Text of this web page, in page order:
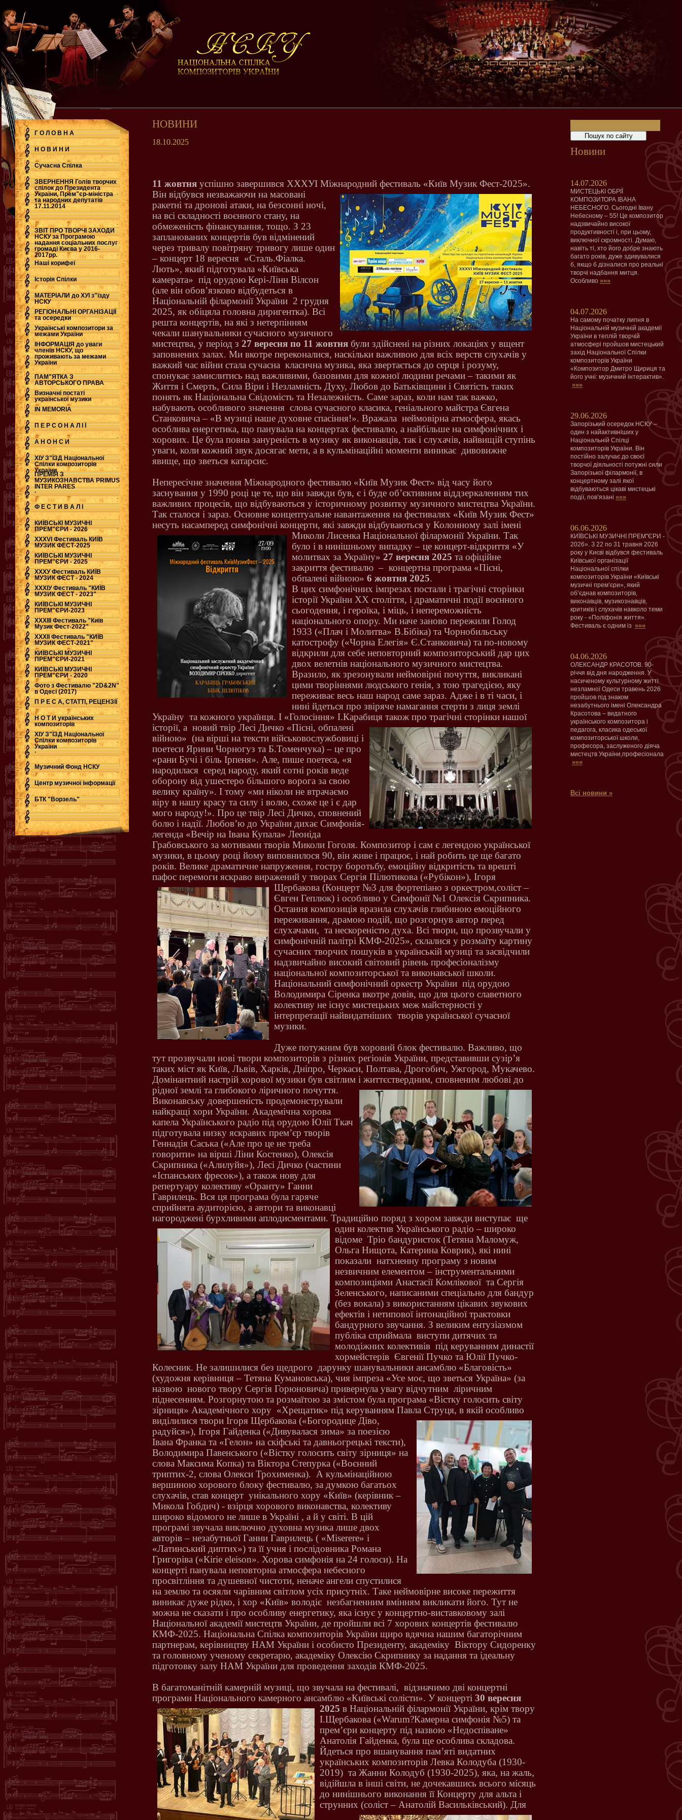
Г О Л О В Н А
Н О В И Н И
Сучасна Cпілка
ЗВЕРНЕННЯ Голів творчих
спілок до Президента
України, Прем"єр-міністра
та народних депутатів
17.11.2014
.
ЗВІТ ПРО ТВОРЧІ ЗАХОДИ
НСКУ за Програмою
надання соціальних послуг
громаді Києва у 2016-
2017рр.
.
Наші корифеї
Історія Спілки
МАТЕРІАЛИ до ХУІ з"їзду
НСКУ
РЕГІОНАЛЬНІ ОРГАНІЗАЦІЇ
та осередки
Українські композитори за
межами України
ІНФОРМАЦІЯ до уваги
членів НСКУ, що
проживають за межами
України
ПАМ"ЯТКА З
АВТОРСЬКОГО ПРАВА
Визначні постаті
української музики
IN MEMORIA
П Е Р С О Н А Л І Ї
А Н О Н С И
ХІУ З"ЇЗД Національної
Спілки композиторів
України
ПРЕМІЯ З
МУЗИКОЗНАВСТВА PRIMUS
INTER PARES
.
Ф Е С Т И В А Л І
КИЇВСЬКІ МУЗИЧНІ
ПРЕМ"ЄРИ - 2026
ХХХVI Фестиваль КИЇВ
МУЗИК ФЕСТ-2025
КИЇВСЬКІ МУЗИЧНІ
ПРЕМ"ЄРИ - 2025
ХХХУ Фестиваль КИЇВ
МУЗИК ФЕСТ - 2024
ХХХІУ Фестиваль "КИЇВ
МУЗИК ФЕСТ - 2023"
КИЇВСЬКІ МУЗИЧНІ
ПРЕМ"ЄРИ-2023
ХХХІІІ Фестиваль "Київ
Музик Фест-2022"
ХХХІІ Фестиваль "КИЇВ
МУЗИК ФЕСТ-2021"
КИЇВСЬКІ МУЗИЧНІ
ПРЕМ"ЄРИ-2021
КИЇВСЬКІ МУЗИЧНІ
ПРЕМ"ЄРИ - 2020
Фото з Фестивалю "2D&2N"
в Одесі (2017)
П Р Е С А, СТАТТІ, РЕЦЕНЗІЇ
Н О Т И українських
композиторів
ХІУ З"ЇЗД Національної
Спілки композиторів
України
.
Музичний Фонд НСКУ
Центр музичної інформації
БТК "Ворзель"
Новини
14.07.2026
МИСТЕЦЬКІ ОБРІЇ
КОМПОЗИТОРА ІВАНА
НЕБЕСНОГО. Сьогодні Івану
Небесному – 55! Це композитор
надзвичайно високої
продуктивності і, при цьому,
виключної скромності. Думаю,
навіть ті, хто його добре знають
багато років, дуже здивувалися
б, якщо б дізналися про реальні
творчі надбання митця.
Особливо »»»
04.07.2026
На самому початку липня в
Національній музичній академії
України в теплій творчій
атмосфері пройшов мистецький
захід Національної Спілки
композиторів України
«Композитор Дмитро Щириця та
його учні: музичний інтерактив».
»»»
29.06.2026
Запорізький осередок НСКУ –
один з найактивніших у
Національній Спілці
композиторів України. Він
постійно залучає до своєї
творчої діяльності потужні сили
Запорізької філармонії, в
концертному залі якої
відбуваються цікаві мистецькі
події, пов’язані »»»
06.06.2026
КИЇВСЬКІ МУЗИЧНІ ПРЕМ"ЄРИ -
2026». З 22 по 31 травня 2026
року у Києві відбувся фестиваль
Київської організації
Національної спілки
композиторів України «Київські
музичні прем’єри», який
об’єднав композиторів,
виконавців, музикознавців,
критиків і слухачів навколо теми
року - «Поліфонія життя».
Фестиваль є одним із »»»
04.06.2026
ОЛЕКСАНДР КРАСОТОВ. 90-
річчя від дня народження. У
насиченому культурному житті
незламної Одеси травень 2026
пройшов під знаком
незабутнього імені Олександра
Красотова – видатного
українського композитора і
педагога, класика одеської
композиторської школи,
професора, заслуженого діяча
мистецтв України,професіонала
»»»
Всі новини »
НОВИНИ
18.10.2025
11 жовтня успішно завершився ХХХУІ Міжнародний фестиваль «Київ Музик Фест-2025».
Він відбувся незважаючи на масовані
ракетні та дронові атаки, на безсонні ночі,
на всі складності воєнного стану, на
обмеженість фінансування, тощо. З 23
запланованих концертів був відмінений
через тривалу повітряну тривогу лише один
– концерт 18 вересня «Сталь.Фіалка.
Лють», який підготувала «Київська
камерата» під орудою Кері-Лінн Вілсон
(але він обов’язково відбудеться в
Національній філармонії України 2 грудня
2025, як обіцяла головна диригентка). Всі
решта концертів, на які з нетерпінням
чекали шанувальники сучасного музичного
мистецтва, у період з 27 вересня по 11 жовтня були здійснені на різних локаціях у вщент
заповнених залах. Ми вкотре переконалися, наскільки важливою для всіх верств слухачів у
важкий час війни стала сучасна класична музика, яка звертається до серця і розуму,
спонукає замислитись над важливими, базовими для кожної людини речами – такими як
Життя і Смерть, Сила Віри і Незламність Духу, Любов до Батьківщини і Святість таких
понять як Національна Свідомість та Незалежність. Саме зараз, коли нам так важко,
набувають особливого значення слова сучасного класика, геніального майстра Євгена
Станковича – «В музиці наше духовне спасіння!». Вражала неймовірна атмосфера, якась
особлива енергетика, що панувала на концертах фестивалю, а найбільше на симфонічних і
хорових. Це була повна зануреність в музику як виконавців, так і слухачів, найвищій ступінь
уваги, коли кожний звук досягає мети, а в кульмінаційні моменти виникає дивовижне
явище, що зветься катарсис.
Непересічне значення Міжнародного фестивалю «Київ Музик Фест» від часу його
заснування у 1990 році це те, що він завжди був, є і буде об’єктивним віддзеркаленням тих
важливих процесів, що відбуваються у історичному розвитку музичного мистецтва України.
Так сталося і зараз. Основне концептуальне навантаження на фестивалях «Київ Музик Фест»
несуть насамперед симфонічні концерти, які завжди відбуваються у Колонному залі імені
Миколи Лисенка Національної філармонії України. Так
було і в нинішньому випадку – це концерт-відкриття «У
молитвах за Україну» 27 вересня 2025 та офіційне
закриття фестивалю – концертна програма «Пісні,
обпалені війною» 6 жовтня 2025.
В цих симфонічних імпрезах постали і трагічні сторінки
історії України ХХ століття, і драматичні події воєнного
сьогодення, і героїка, і міць, і непереможність
національного опору. Ми наче заново пережили Голод
1933 («Плач і Молитва» В.Бібіка) та Чорнобильську
катострофу («Чорна Елегія» Є.Станковича) та по-новому
відкрили для себе неповторний композиторський дар цих
двох велетнів національного музичного мистецтва.
Вразило, як зрезонували неймовірні почуття, викликані
цими творіннями людського генія, з тою трагедією, яку
переживає весь наш народ саме зараз. Адже і в ті часи, і
нині йдеться про звіряче намагання стерти з лиця землі
Україну та кожного українця. І «Голосіння» І.Карабиця також про трагічні сторінки нашої
історії, а новий твір Лесі Дичко «Пісні, обпалені
війною» (на вірші на тексти військовослужбовиці і
поетеси Ярини Чорногуз та Б.Томенчука) – це про
«рани Бучі і біль Ірпеня». Але, пише поетеса, «я
народилася серед народу, який сотні років веде
оборону від ушестеро більшого ворога за свою
велику країну». І тому «ми ніколи не втрачаємо
віру в нашу красу та силу і волю, схоже це і є дар
мого народу!». Про це твір Лесі Дичко, сповнений
болю і надії. Любов’ю до України дихає Симфонія-
легенда «Вечір на Івана Купала» Леоніда
Грабовського за мотивами творів Миколи Гоголя. Композитор і сам є легендою української
музики, в цьому році йому виповнилося 90, він живе і працює, і най робить це ще багато
років. Велике драматичне напруження, гостру боротьбу, емоційну відкритість та врешті
пафос перемоги яскраво виражений у творах Сергія Пілютикова («Рубікон»), Ігоря
Щербакова (Концерт №3 для фортепіано з оркестром,соліст –
Євген Геплюк) і особливо у Симфонії №1 Олексія Скрипника.
Остання композиція вразила слухачів глибиною емоційного
переживання, драмою подій, що розгорнув автор перед
слухачами, та нескореністю духа. Всі твори, що прозвучали у
симфонічній палітрі КМФ-2025», склалися у розмаїту картину
сучасних творчих пошуків в українській музиці та засвідчили
надзвичайно високий світовий рівень професіоналізму
національної композиторської та виконавської школи.
Національний симфонічний оркестр України під орудою
Володимира Сіренка вкотре довів, що для цього славетного
колективу не існує мистецьких меж майстерності у
інтерпретації найвидатніших творів української сучасної
музики.
Дуже потужним був хоровий блок фестивалю. Важливо, що
тут прозвучали нові твори композиторів з різних регіонів України, представивши сузір’я
таких міст як Київ, Львів, Харків, Дніпро, Черкаси, Полтава, Дрогобич, Ужгород, Мукачево.
Домінантний настрій хорової музики був світлим і життєствердним, сповненим любові до
рідної землі та глибокого ліричного почуття.
Виконавську довершеність продемонстрували
найкращі хори України. Академічна хорова
капела Українського радіо під орудою Юлії Ткач
підготувала низку яскравих прем’єр творів
Геннадія Саська («Але про це не треба
говорити» на вірші Ліни Костенко), Олексія
Скрипника («Алилуйя»), Лесі Дичко (частини
«Іспанських фресок»), а також нову для
репертуару колективу «Оранту» Ганни
Гаврилець. Вся ця програма була гаряче
сприйнята аудиторією, а автори та виконавці
нагороджені бурхливими аплодисментами. Традиційно поряд з хором завжди виступає ще
один колектив Українського радіо – широко
відоме Тріо бандуристок (Тетяна Маломуж,
Ольга Нищота, Катерина Коврик), які нині
показали натхненну програму з новим
незвичним елементом – інструментальними
композиціями Анастасії Комлікової та Сергія
Зеленського, написаними спеціально для бандур
(без вокала) з використанням цікавих звукових
ефектів і нетипової інтонаційної трактовки
бандурного звучання. З великим ентузіазмом
публіка сприймала виступи дитячих та
молодіжних колективів під керуванням династії
хормейстерів Євгенії Пучко та Юлії Пучко-
Колесник. Не залишилися без щедрого дарунку шанувальники ансамблю «Благовість»
(художня керівниця – Тетяна Кумановська), чия імпреза «Усе моє, що зветься Україна» (за
назвою нового твору Сергія Горюновича) привернула увагу відчутним ліричним
піднесенням. Розгорнутою та розмаїтою за змістом була програма «Вістку голосить світу
зірниця» Академічного хору «Хрещатик» під керуванням Павла Струця, в якій особливо
виділилися твори Ігоря Щербакова («Богородице Діво,
радуйся»), Ігоря Гайденка («Дивувалася зима» за поезією
Івана Франка та «Гелон» на скіфські та давньогрецькі тексти),
Володимира Павенського («Вістку голосить світу зірниця» на
слова Максима Копка) та Віктора Степурка («Воєнний
триптих-2, слова Олекси Трохименка). А кульмінаційною
вершиною хорового блоку фестивалю, за думкою багатьох
слухачів, став концерт унікального хору «Київ» (керівник –
Микола Гобдич) - взірця хорового виконавства, колективу
широко відомого не лише в Україні , а й у світі. В цій
програмі звучала виключно духовна музика лише двох
авторів – незабутньої Ганни Гаврилець ( «Міserere» і
«Латинський диптих») та її учня і послідовника Романа
Григоріва («Кirie eleison». Хорова симфонія на 24 голоси). На
концерті панувала неповторна атмосфера небесного
просвітління та душевної чистоти, неначе ангели спустилися
на землю та осяяли чарівним світлом усіх присутніх. Таке неймовірне високе пережиття
виникає дуже рідко, і хор «Київ» володіє незбагненним вмінням викликати його. Тут не
можна не сказати і про особливу енергетику, яка існує у концертно-виставковому залі
Національної академії мистецтв України, де пройшли всі 7 хорових концертів фестивалю
КМФ-2025. Національна Спілка композиторів України щиро вдячна нашим багаторічним
партнерам, керівництву НАМ України і особисто Президенту, академіку Віктору Сидоренку
та головному ученому секретарю, академіку Олексію Скрипнику за надання та ідеальну
підготовку залу НАМ України для проведення заходів КМФ-2025.
В багатоманітній камерній музиці, що звучала на фестивалі, відзначимо дві концертні
програми Національного камерного ансамблю «Київські солісти». У концерті 30 вересня
2025 в Національній філармонії України, крім твору
І.Щербакова («Warum?Камерна симфонія №5) та
прем’єри концерту під назвою «Недоспіване»
Анатолія Гайденка, була ще особлива складова.
Йдеться про вшанування пам’яті видатних
українських композиторів Левка Колодуба (1930-
2019) та Жанни Колодуб (1930-2025), яка, на жаль,
відійшла в інші світи, не дочекавшись всього місяць
до нинішнього виконання її Концерту для альта і
струнних (соліст – Анатолій Васильківський). Для